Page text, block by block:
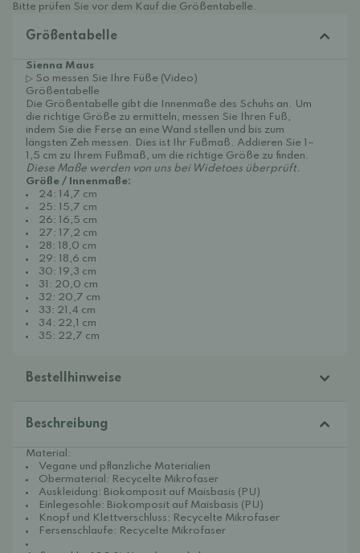
Bitte prüfen Sie vor dem Kauf die Größentabelle.
Größentabelle
Sienna Maus
▷ So messen Sie Ihre Füße (Video)
Größentabelle
Die Größentabelle gibt die Innenmaße des Schuhs an. Um
die richtige Größe zu ermitteln, messen Sie Ihren Fuß,
indem Sie die Ferse an eine Wand stellen und bis zum
längsten Zeh messen. Dies ist Ihr Fußmaß. Addieren Sie 1–
1,5 cm zu Ihrem Fußmaß, um die richtige Größe zu finden.
Diese Maße werden von uns bei Widetoes überprüft.
Größe / Innenmaße:
24: 14,7 cm
25: 15,7 cm
26: 16,5 cm
27: 17,2 cm
28: 18,0 cm
29: 18,6 cm
30: 19,3 cm
31: 20,0 cm
32: 20,7 cm
33: 21,4 cm
34: 22,1 cm
35: 22,7 cm
Bestellhinweise
Beschreibung
Material:
Vegane und pflanzliche Materialien
Obermaterial: Recycelte Mikrofaser
Auskleidung: Biokomposit auf Maisbasis (PU)
Einlegesohle: Biokomposit auf Maisbasis (PU)
Knopf und Klettverschluss: Recycelte Mikrofaser
Fersenschlaufe: Recycelte Mikrofaser